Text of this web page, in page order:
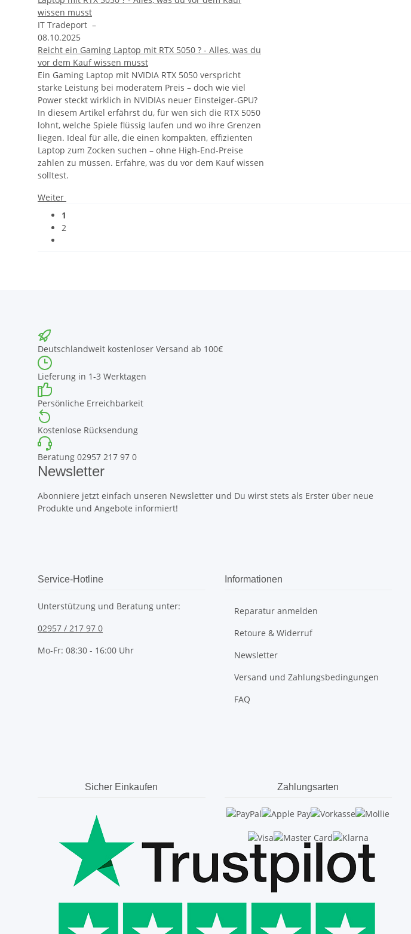
IT Tradeport –
08.10.2025
Reicht ein Gaming Laptop mit RTX 5050 ? - Alles, was du
vor dem Kauf wissen musst
Ein Gaming Laptop mit NVIDIA RTX 5050 verspricht
starke Leistung bei moderatem Preis – doch wie viel
Power steckt wirklich in NVIDIAs neuer Einsteiger-GPU?
In diesem Artikel erfährst du, für wen sich die RTX 5050
lohnt, welche Spiele flüssig laufen und wo ihre Grenzen
liegen. Ideal für alle, die einen kompakten, effizienten
Laptop zum Zocken suchen – ohne High-End-Preise
zahlen zu müssen. Erfahre, was du vor dem Kauf wissen
solltest.
Weiter
1
2
Deutschlandweit kostenloser Versand ab 100€
Lieferung in 1-3 Werktagen
Persönliche Erreichbarkeit
Kostenlose Rücksendung
Beratung 02957 217 97 0
Newsletter
Abonniere jetzt einfach unseren Newsletter und Du wirst stets als Erster über neue
Produkte und Angebote informiert!
Service-Hotline
Unterstützung und Beratung unter:
02957 / 217 97 0
Mo-Fr: 08:30 - 16:00 Uhr
Informationen
Reparatur anmelden
Retoure & Widerruf
Newsletter
Versand und Zahlungsbedingungen
FAQ
Sicher Einkaufen Zahlungsarten